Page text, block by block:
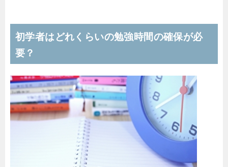
初学者はどれくらいの勉強時間の確保が必
要？